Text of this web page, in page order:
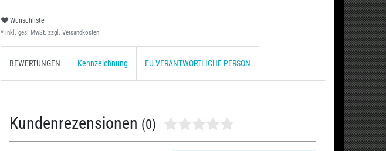
Wunschliste
* inkl. ges. MwSt. zzgl. Versandkosten
BEWERTUNGEN Kennzeichnung EU VERANTWORTLICHE PERSON
Kundenrezensionen (0)